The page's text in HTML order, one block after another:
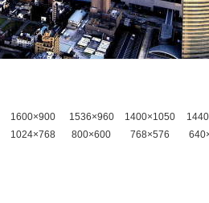
1600×900 1536×960 1400×1050
1024×768 800×600 768×576